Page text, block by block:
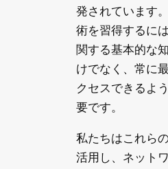
発されています
術を習得するに
関する基本的な
けでなく、常に
クセスできるよ
要です。
私たちはこれら
活用し、ネット